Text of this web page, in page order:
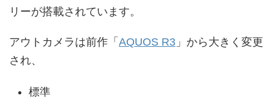
リーが搭載されています。
アウトカメラは前作「 AQUOS R3 」から大きく変更
され、
標準